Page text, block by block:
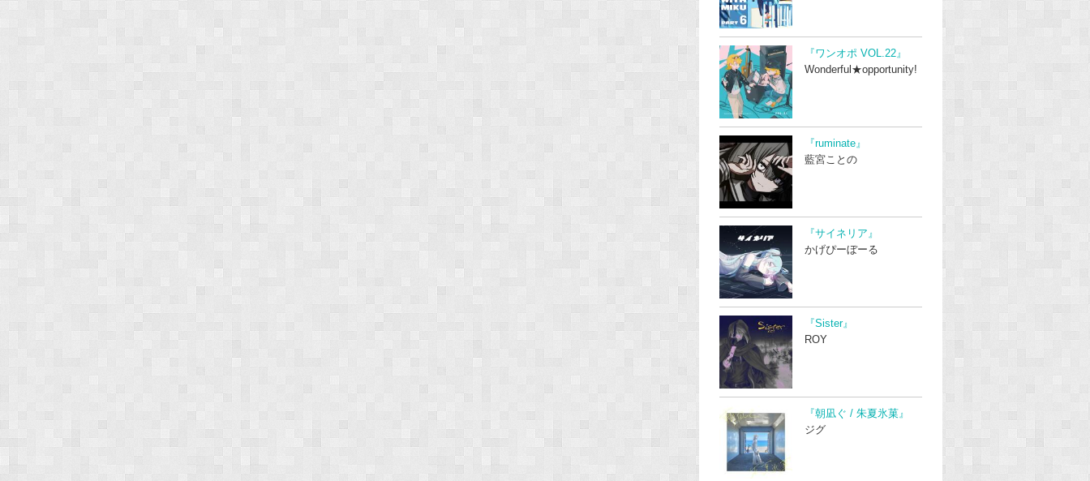
『ワンオポ VOL.22』
Wonderful★opportunity!
『ruminate』
藍宮ことの
『サイネリア』
かげぴーぼーる
『Sister』
ROY
『朝凪ぐ / 朱夏氷菓』
ジグ